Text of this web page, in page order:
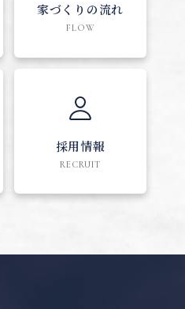
家づくりの流れ
FLOW
採用情報
RECRUIT